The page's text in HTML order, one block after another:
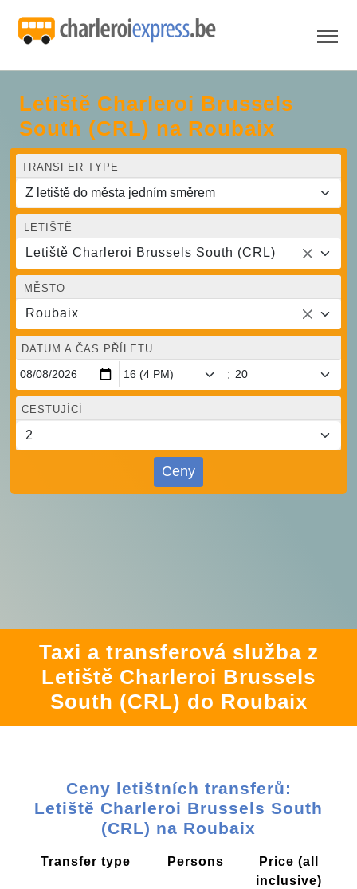
Letiště Charleroi Brussels
South (CRL) na Roubaix
TRANSFER TYPE
LETIŠTĚ
Letiště Charleroi Brussels South (CRL)
MĚSTO
Roubaix
DATUM A ČAS PŘÍLETU
:
CESTUJÍCÍ
Ceny
Taxi a transferová služba z
Letiště Charleroi Brussels
South (CRL) do Roubaix
Ceny letištních transferů:
Letiště Charleroi Brussels South
(CRL) na Roubaix
Transfer type Persons
Price (all
inclusive)